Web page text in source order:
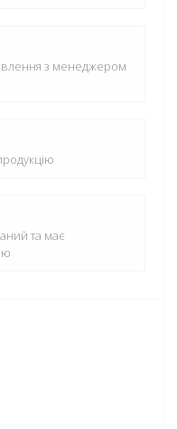
з менеджером
та має